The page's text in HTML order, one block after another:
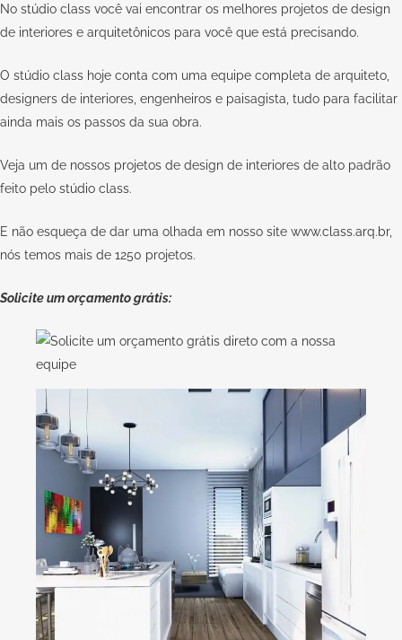
No stúdio class você vai encontrar os melhores projetos de design
de interiores e arquitetônicos para você que está precisando.
O stúdio class hoje conta com uma equipe completa de arquiteto,
designers de interiores, engenheiros e paisagista, tudo para facilitar
ainda mais os passos da sua obra.
Veja um de nossos projetos de design de interiores de alto padrão
feito pelo stúdio class.
E não esqueça de dar uma olhada em nosso site www.class.arq.br,
nós temos mais de 1250 projetos.
Solicite um orçamento grátis: